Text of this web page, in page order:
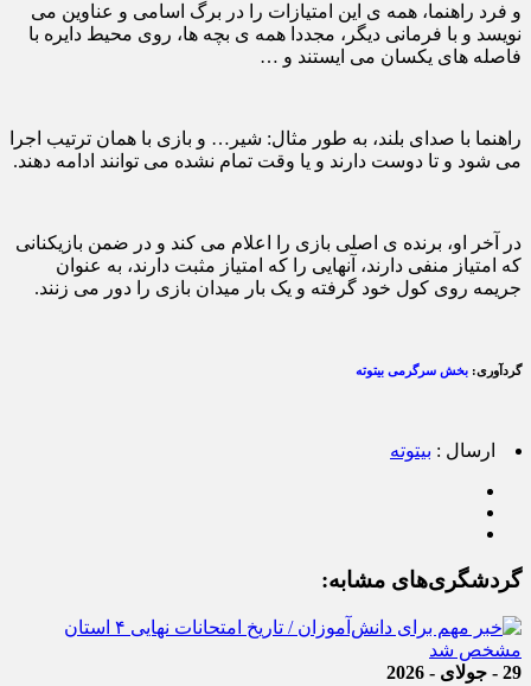
و فرد راهنما، همه ی این امتیازات را در برگ اسامی و عناوین می
نویسد و با فرمانی دیگر، مجددا همه ی بچه ها، روی محیط دایره با
فاصله های یکسان می ایستند و …
راهنما با صدای بلند، به طور مثال: شیر… و بازی با همان ترتیب اجرا
می شود و تا دوست دارند و یا وقت تمام نشده می توانند ادامه دهند.
در آخر او، برنده ی اصلی بازی را اعلام می کند و در ضمن بازیکنانی
که امتیاز منفی دارند، آنهایی را که امتیاز مثبت دارند، به عنوان
جریمه روی کول خود گرفته و یک بار میدان بازی را دور می زنند.
گردآوری: بخش سرگرمی بیتوته
ارسال : بیتوته
گردشگری‌های مشابه:
29 - جولای - 2026